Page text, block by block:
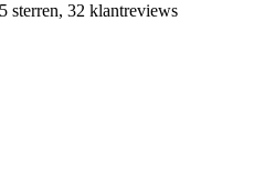
sterren, 32 klantreviews